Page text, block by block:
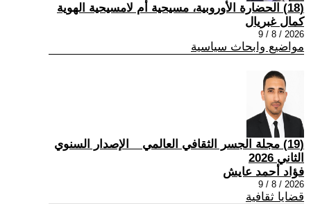
(18) الحضارة الأوروبية، مسيحية أم لامسيحية الهوية
كمال غبريال
2026 / 8 / 9
مواضيع وابحاث سياسية
(19) مجلة الجسر الثقافي العالمي _ الإصدار السنوي
الثاني 2026
فؤاد أحمد عايش
2026 / 8 / 9
قضايا ثقافية